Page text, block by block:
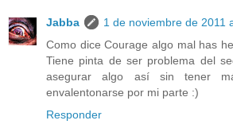
Jabba
1 de noviembre de 2011
Como dice Courage algo mal has
Tiene pinta de ser problema del
asegurar algo así sin tener
envalentonarse por mi parte :)
Responder